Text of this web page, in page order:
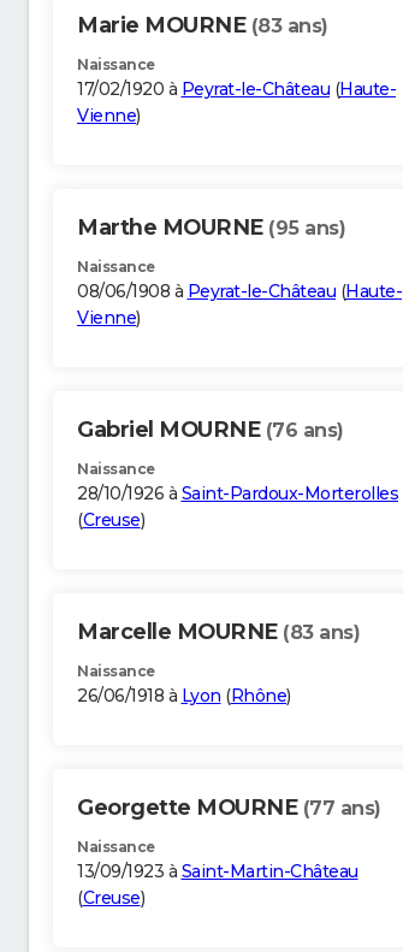
Marie MOURNE (83 ans)
Naissance
17/02/1920 à Peyrat-le-Château (Haute-
Vienne)
Marthe MOURNE (95 ans)
Naissance
08/06/1908 à Peyrat-le-Château (Haute-
Vienne)
Gabriel MOURNE (76 ans)
Naissance
28/10/1926 à Saint-Pardoux-Morterolles
(Creuse)
Marcelle MOURNE (83 ans)
Naissance
26/06/1918 à Lyon (Rhône)
Georgette MOURNE (77 ans)
Naissance
13/09/1923 à Saint-Martin-Château
(Creuse)